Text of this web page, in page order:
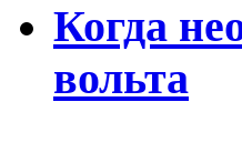
Когда
вольта